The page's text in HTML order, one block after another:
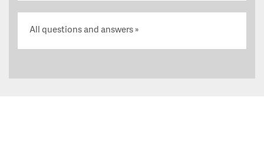
All questions and answers